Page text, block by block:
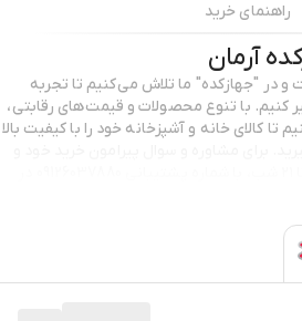
راهنمای خرید
آرمان
و در "جهازکده" ما تلاش می‌کنیم تا تجربه
کنیم. با تنوع محصولات و قیمت‌های رقابتی،
تا کالای خانه و آشپزخانه خود را با کیفیت بالا